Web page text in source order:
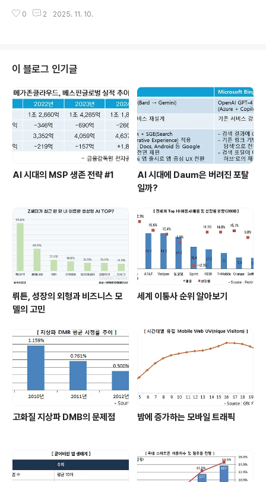
페이지가 뜨면 곧바로 해당 개발사에게 연락이 와서 수정
화는 좀처럼 킬러 서비스가 될 기미가 없으며, 3G에서 1위
곧 뺏길 처지에 놓여 있다. 사실 블로그를 통해 몇차례 비슷
한 이야기를 했었지만 '전력을 다하는' KTF는 '전력을 다
하지 않는' SKT에 비해 2007년 9월 이후로 3G 순증 가
입자를 한번도 이겨 본적이 없다.물론, SKT 역시 너무 많
은 마케팅 비용으로 비난을 받고 있지만 KTF처럼 가입자
를..
0 2 2025. 11. 10.
이 블로그 인기글
AI 시대의 MSP 생존 전략 #1
AI 시대에 Daum은 버려진 포탈
일까?
뤼튼, 성장의 외형과 비즈니스 모
델의 고민
세계 이통사 순위 알아보기
고화질 지상파 DMB의 문제점 밤에 증가하는 모바일 트래픽